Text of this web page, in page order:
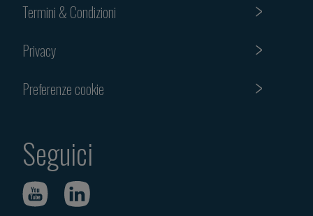
Termini & Condizioni
Privacy
Preferenze cookie
Seguici